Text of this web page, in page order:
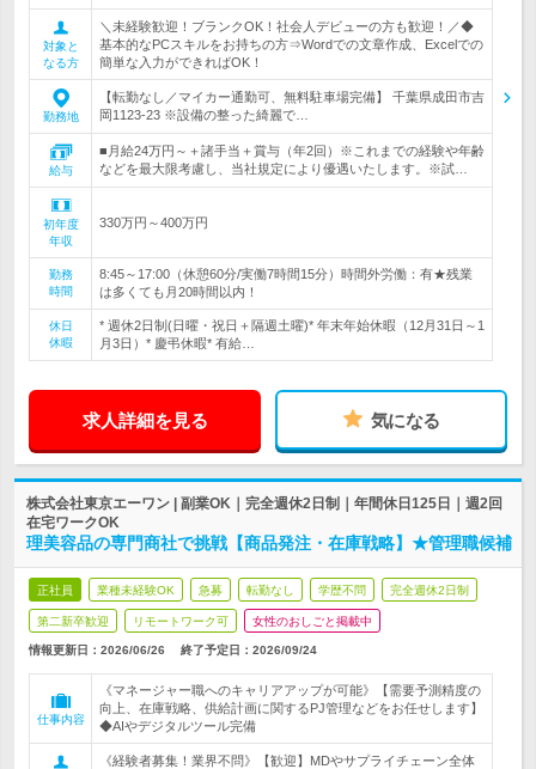
対象と
なる方
＼未経験歓迎！ブランクOK！社会人デビューの方も歓迎！／◆
基本的なPCスキルをお持ちの方⇒Wordでの文章作成、Excelでの
簡単な入力ができればOK！
勤務地
【転勤なし／マイカー通勤可、無料駐車場完備】 千葉県成田市吉
岡1123-23 ※設備の整った綺麗で…
給与
■月給24万円～＋諸手当＋賞与（年2回）※これまでの経験や年齢
などを最大限考慮し、当社規定により優遇いたします。※試…
初年度
年収
330万円～400万円
勤務
時間
8:45～17:00（休憩60分/実働7時間15分）時間外労働：有★残業
は多くても月20時間以内！
休日
休暇
* 週休2日制(日曜・祝日＋隔週土曜)* 年末年始休暇（12月31日～1
月3日）* 慶弔休暇* 有給…
求人詳細を見る 気になる
株式会社東京エーワン | 副業OK｜完全週休2日制｜年間休日125日｜週2回
在宅ワークOK
理美容品の専門商社で挑戦【商品発注・在庫戦略】★管理職候補
正社員 業種未経験OK 急募 転勤なし 学歴不問 完全週休2日制
第二新卒歓迎 リモートワーク可 女性のおしごと掲載中
情報更新日：2026/06/26 終了予定日： 2026/09/24
仕事内容
《マネージャー職へのキャリアアップが可能》【需要予測精度の
向上、在庫戦略、供給計画に関するPJ管理などをお任せします】
◆AIやデジタルツール完備
《経験者募集！業界不問》【歓迎】MDやサプライチェーン全体